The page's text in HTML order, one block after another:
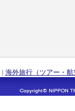
| 海外旅行（ツアー・航